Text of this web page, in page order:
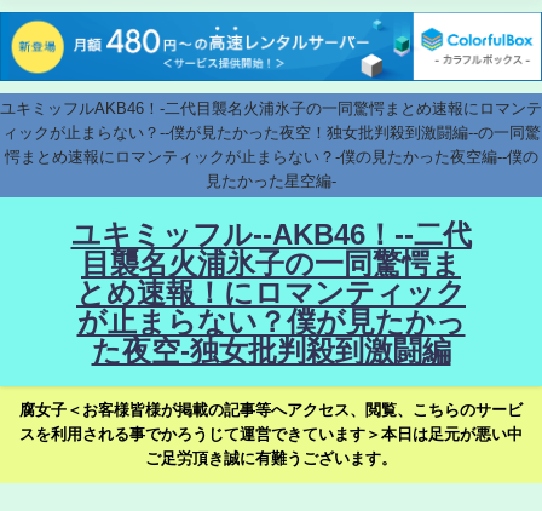
ユキミッフルAKB46！-二代目襲名火浦氷子の一同驚愕まとめ速報にロマンテ
ィックが止まらない？--僕が見たかった夜空！独女批判殺到激闘編--の一同驚
愕まとめ速報にロマンティックが止まらない？-僕の見たかった夜空編--僕の
見たかった星空編-
ユキミッフル--AKB46！--二代
目襲名火浦氷子の一同驚愕ま
とめ速報！にロマンティック
が止まらない？僕が見たかっ
た夜空-独女批判殺到激闘編
腐女子＜お客様皆様が掲載の記事等へアクセス、閲覧、こちらのサービ
スを利用される事でかろうじて運営できています＞本日は足元が悪い中
ご足労頂き誠に有難うございます。